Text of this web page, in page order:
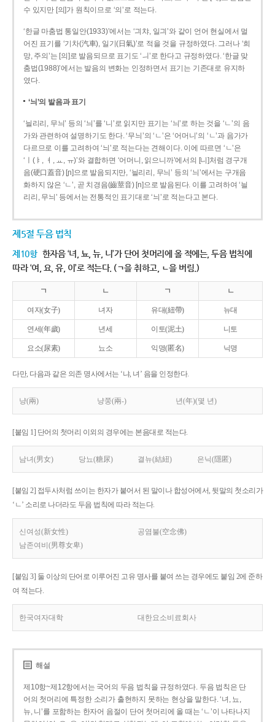
수 있지만 [의]가 원칙이므로 ‘의’로 적는다.
‘한글 마춤법 통일안(1933)’에서는 ‘긔챠, 일긔’와 같이 언어 현실에서 멀
어진 표기를 ‘기차(汽車), 일기(日氣)’로 적을 것을 규정하였다. 그러나 ‘희
망, 주의’는 [의]로 발음되므로 표기도 ‘ㅢ’로 한다고 규정하였다. ‘한글 맞
춤법(1988)’에서는 발음의 변화는 인정하면서 표기는 기존대로 유지하
였다.
‘늬’의 발음과 표기
‘늴리리, 무늬’ 등의 ‘늬’를 ‘니’로 읽지만 표기는 ‘늬’로 하는 것을 ‘ㄴ’의 음
가와 관련하여 설명하기도 한다. ‘무늬’의 ‘ㄴ’은 ‘어머니’의 ‘ㄴ’과 음가가
다르므로 이를 고려하여 ‘늬’로 적는다는 견해이다. 이에 따르면 ‘ㄴ’은
‘ㅣ(ㅑ, ㅕ, ㅛ, ㅠ)’와 결합하면 ‘어머니, 읽으니까’에서의 [니]처럼 경구개
음(硬口蓋音) [ɲ]으로 발음되지만, ‘늴리리, 무늬’ 등의 ‘늬’에서는 구개음
화하지 않은 ‘ㄴ’, 곧 치경음(齒莖音) [n]으로 발음된다. 이를 고려하여 ‘늴
리리, 무늬’ 등에서는 전통적인 표기대로 ‘늬’로 적는다고 본다.
제5절 두음 법칙
제10항 한자음 ‘녀, 뇨, 뉴, 니’가 단어 첫머리에 올 적에는, 두음 법칙에
따라 ‘여, 요, 유, 이’로 적는다. (ㄱ을 취하고, ㄴ을 버림.)
ㄱ ㄴ ㄱ ㄴ
여자(女子) 녀자 유대(紐帶) 뉴대
연세(年歲) 년세 이토(泥土) 니토
요소(尿素) 뇨소 익명(匿名) 닉명
다만, 다음과 같은 의존 명사에서는 ‘냐, 녀’ 음을 인정한다.
냥(兩) 냥쭝(兩-) 년(年)(몇 년)
[붙임 1] 단어의 첫머리 이외의 경우에는 본음대로 적는다.
남녀(男女) 당뇨(糖尿) 결뉴(結紐) 은닉(隱匿)
[붙임 2] 접두사처럼 쓰이는 한자가 붙어서 된 말이나 합성어에서, 뒷말의 첫소리가
‘ㄴ’ 소리로 나더라도 두음 법칙에 따라 적는다.
신여성(新女性)
공염불(空念佛)
남존여비(男尊女卑)
[붙임 3] 둘 이상의 단어로 이루어진 고유 명사를 붙여 쓰는 경우에도 붙임 2에 준하
여 적는다.
한국여자대학 대한요소비료회사
해설
제10항~제12항에서는 국어의 두음 법칙을 규정하였다. 두음 법칙은 단
어의 첫머리에 특정한 소리가 출현하지 못하는 현상을 말한다. ‘녀, 뇨,
뉴, 니’를 포함하는 한자어 음절이 단어 첫머리에 올 때는 ‘ㄴ’이 나타나지